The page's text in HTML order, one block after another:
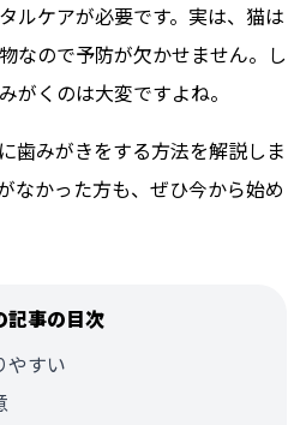
ルケアが必要です。実は、猫は
なので予防が欠かせません。し
がくのは大変ですよね。
歯みがきをする方法を解説しま
なかった方も、ぜひ今から始め
記事の目次
やすい